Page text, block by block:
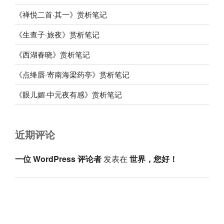
《禅悦二首·其一》赏析笔记
《生查子·旅夜》赏析笔记
《西湖春晓》赏析笔记
《点绛唇·寄南海梁药亭》赏析笔记
《眼儿媚·中元夜有感》赏析笔记
近期评论
一位 WordPress 评论者发表在 世界，您好！